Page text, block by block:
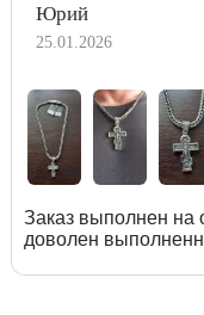
Юрий
25.01.2026
Заказ выполнен на
доволен